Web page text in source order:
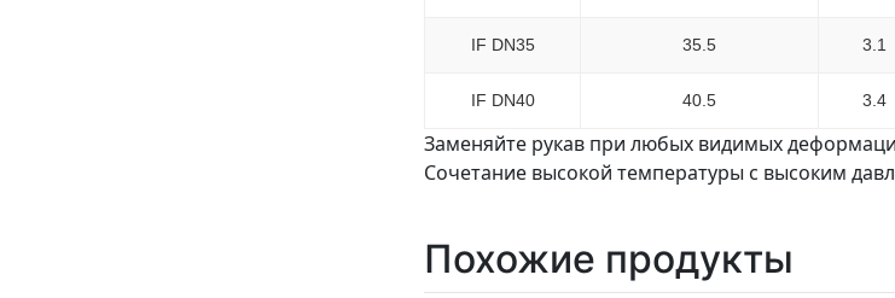
IF DN35 35.5 3.1
IF DN40 40.5 3.4
Заменяйте рукав при любых видимых
Сочетание высокой температуры с высоким
Похожие продукты